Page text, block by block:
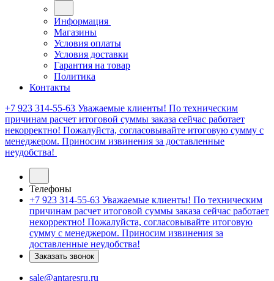
Информация
Магазины
Условия оплаты
Условия доставки
Гарантия на товар
Политика
Контакты
+7 923 314-55-63 Уважаемые клиенты! По техническим
причинам расчет итоговой суммы заказа сейчас работает
некорректно! Пожалуйста, согласовывайте итоговую сумму с
менеджером. Приносим извинения за доставленные
неудобства!
Телефоны
+7 923 314-55-63 Уважаемые клиенты! По техническим
причинам расчет итоговой суммы заказа сейчас работает
некорректно! Пожалуйста, согласовывайте итоговую
сумму с менеджером. Приносим извинения за
доставленные неудобства!
Заказать звонок
sale@antaresru.ru